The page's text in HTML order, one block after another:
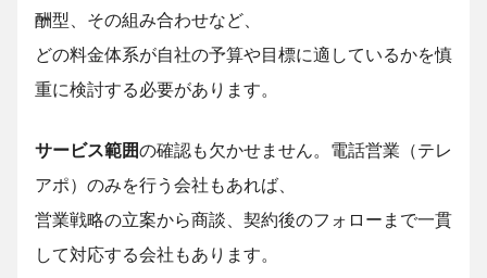
酬型、その組み合わせなど、
どの料金体系が自社の予算や目標に適しているかを慎
重に検討する必要があります。
サービス範囲の確認も欠かせません。電話営業（テレ
アポ）のみを行う会社もあれば、
営業戦略の立案から商談、契約後のフォローまで一貫
して対応する会社もあります。